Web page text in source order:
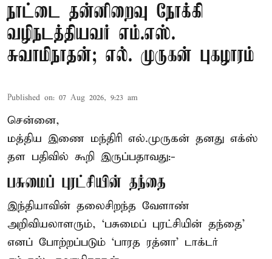
நாட்டை தன்னிறைவு நோக்கி
வழிநடத்தியவர் எம்.எஸ்.
சுவாமிநாதன்; எல். முருகன் புகழாரம்
Published on: 07 Aug 2026, 9:23 am
சென்னை,
மத்திய இணை மந்திரி எல்.முருகன் தனது எக்ஸ்
தள பதிவில் கூறி இருப்பதாவது:-
பசுமைப் புரட்சியின் தந்தை
இந்தியாவின் தலைசிறந்த வேளாண்
அறிவியலாளரும், ‘பசுமைப் புரட்சியின் தந்தை’
எனப் போற்றப்படும் ‘பாரத ரத்னா’ டாக்டர்